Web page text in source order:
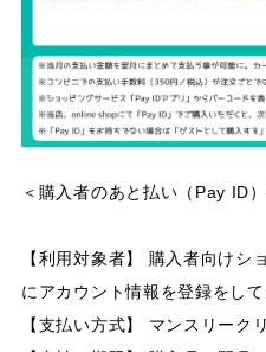
＜購入者のあと払い（Pay ID
【利用対象者】 購入者向けシ
にアカウント情報を登録をし
【支払い方式】 マンスリーク